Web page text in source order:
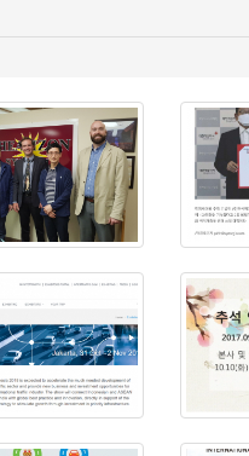
파 땐 더 위험 - KBS뉴스